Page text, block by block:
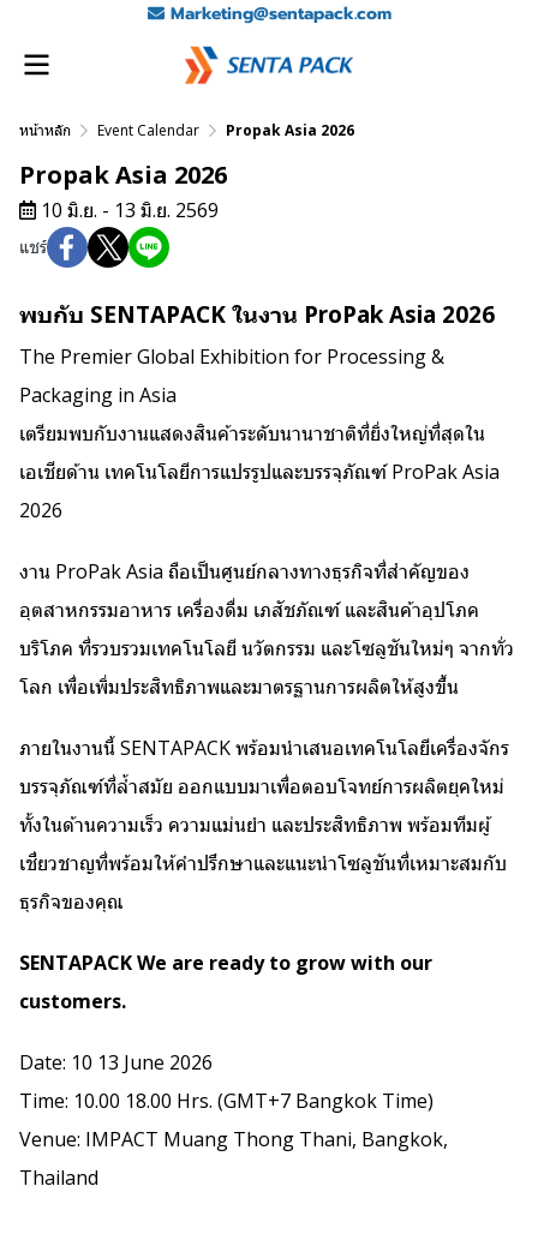
Marketing@sentapack.com
หน้าหลัก Event Calendar Propak Asia 2026
Propak Asia 2026
10 มิ.ย. - 13 มิ.ย. 2569
แชร์
พบกับ SENTAPACK ในงาน ProPak Asia 2026
The Premier Global Exhibition for Processing &
Packaging in Asia
เตรียมพบกับงานแสดงสินค้าระดับนานาชาติที่ยิ่งใหญ่ที่สุดใน
เอเชียด้าน เทคโนโลยีการแปรรูปและบรรจุภัณฑ์ ProPak Asia
2026
งาน ProPak Asia ถือเป็นศูนย์กลางทางธุรกิจที่สำคัญของ
อุตสาหกรรมอาหาร เครื่องดื่ม เภสัชภัณฑ์ และสินค้าอุปโภค
บริโภค ที่รวบรวมเทคโนโลยี นวัตกรรม และโซลูชันใหม่ๆ จากทั่ว
โลก เพื่อเพิ่มประสิทธิภาพและมาตรฐานการผลิตให้สูงขึ้น
ภายในงานนี้ SENTAPACK พร้อมนำเสนอเทคโนโลยีเครื่องจักร
บรรจุภัณฑ์ที่ล้ำสมัย ออกแบบมาเพื่อตอบโจทย์การผลิตยุคใหม่
ทั้งในด้านความเร็ว ความแม่นยำ และประสิทธิภาพ พร้อมทีมผู้
เชี่ยวชาญที่พร้อมให้คำปรึกษาและแนะนำโซลูชันที่เหมาะสมกับ
ธุรกิจของคุณ
SENTAPACK We are ready to grow with our
customers.
Date: 10 13 June 2026
Time: 10.00 18.00 Hrs. (GMT+7 Bangkok Time)
Venue: IMPACT Muang Thong Thani, Bangkok,
Thailand